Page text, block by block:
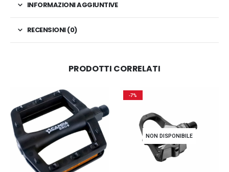
INFORMAZIONI AGGIUNTIVE
RECENSIONI (0)
PRODOTTI CORRELATI
-7%
NON DISPONIBILE